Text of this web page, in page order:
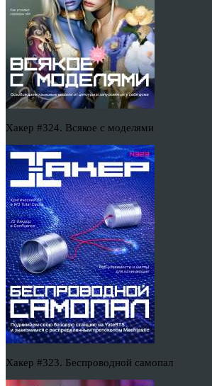
Хакер #324. Всякое с моделями
Хакер #323. Беспроводной самопал